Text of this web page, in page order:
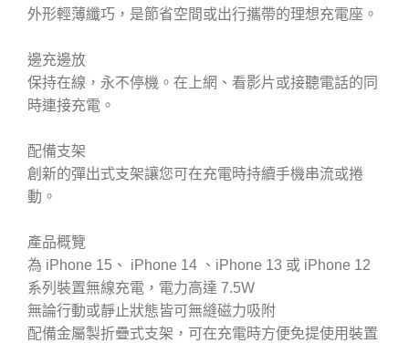
外形輕薄纖巧，是節省空間或出行攜帶的理想充電座。
邊充邊放
保持在線，永不停機。在上網、看影片或接聽電話的同
時連接充電。
配備支架
創新的彈出式支架讓您可在充電時持續手機串流或捲
動。
產品概覽
為 iPhone 15、 iPhone 14 、iPhone 13 或 iPhone 12
系列裝置無線充電，電力高達 7.5W
無論行動或靜止狀態皆可無縫磁力吸附
配備金屬製折疊式支架，可在充電時方便免提使用裝置